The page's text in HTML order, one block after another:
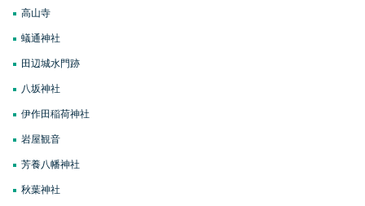
高山寺
蟻通神社
田辺城水門跡
八坂神社
伊作田稲荷神社
岩屋観音
芳養八幡神社
秋葉神社